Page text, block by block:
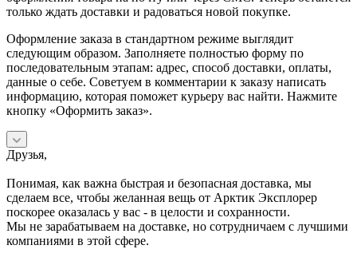
только ждать доставки и радоваться новой покупке.
Оформление заказа в стандартном режиме выглядит
следующим образом. Заполняете полностью форму по
последовательным этапам: адрес, способ доставки, оплаты,
данные о себе. Советуем в комментарии к заказу написать
информацию, которая поможет курьеру вас найти. Нажмите
кнопку «Оформить заказ».
Друзья,
Понимая, как важна быстрая и безопасная доставка, мы
сделаем все, чтобы желанная вещь от Арктик Эксплорер
поскорее оказалась у вас - в целости и сохранности.
Мы не зарабатываем на доставке, но сотрудничаем с лучшими
компаниями в этой сфере.